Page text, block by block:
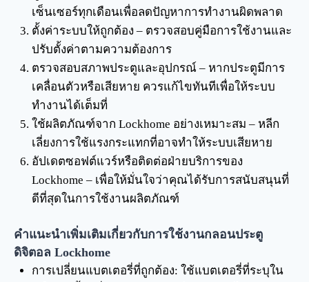
เซ็นเซอร์ทุกเดือนเพื่อลดปัญหาการทำงานผิดพลาด
ตั้งค่าระบบให้ถูกต้อง – ตรวจสอบคู่มือการใช้งานและ
ปรับตั้งค่าตามความต้องการ
ตรวจสอบสภาพประตูและอุปกรณ์ – หากประตูมีการ
เคลื่อนตัวหรือเสียหาย ควรแก้ไขทันทีเพื่อให้ระบบ
ทำงานได้เต็มที่
ใช้ผลิตภัณฑ์จาก Lockhome อย่างเหมาะสม – หลีก
เลี่ยงการใช้แรงกระแทกที่อาจทำให้ระบบเสียหาย
อัปเดตซอฟต์แวร์หรือติดต่อฝ่ายบริการของ
Lockhome – เพื่อให้มั่นใจว่าคุณได้รับการสนับสนุนที่
ดีที่สุดในการใช้งานผลิตภัณฑ์
คำแนะนำเพิ่มเติมเกี่ยวกับการใช้งานกลอนประตู
ดิจิตอล Lockhome
การเปลี่ยนแบตเตอรี่ที่ถูกต้อง: ใช้แบตเตอรี่ที่ระบุใน